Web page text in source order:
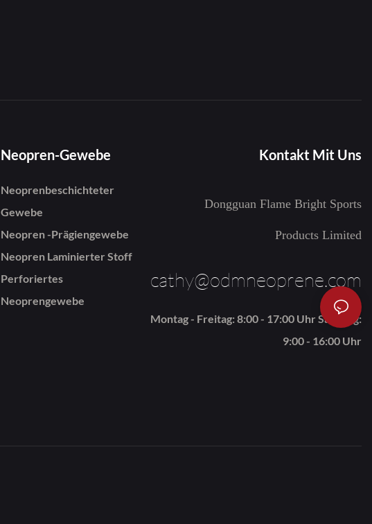
Neopren-Gewebe
Neoprenbeschichteter
Gewebe
Neopren -Prägiengewebe
Neopren Laminierter Stoff
Perforiertes
Neoprengewebe
Kontakt Mit Uns
Dongguan Flame Bright Sports
Products Limited
cathy@odmneoprene.com
Montag - Freitag: 8:00 - 17:00 Uhr Samstag:
9:00 - 16:00 Uhr